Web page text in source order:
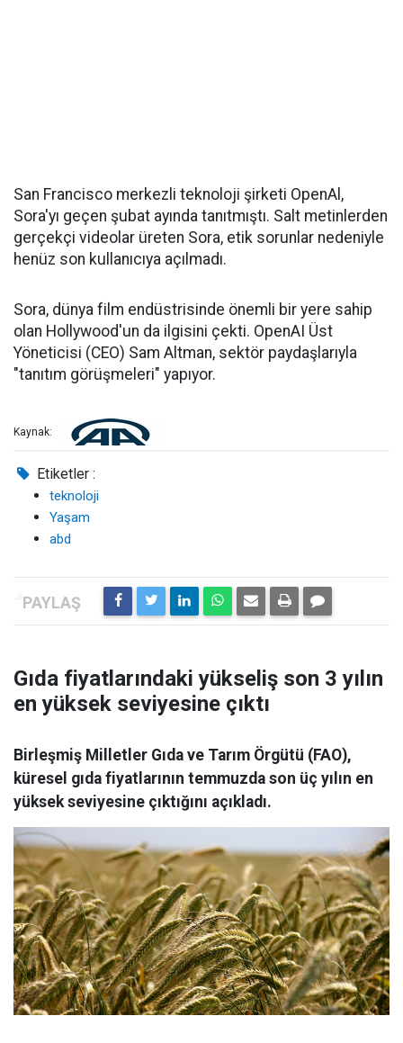
San Francisco merkezli teknoloji şirketi OpenAl,
Sora'yı geçen şubat ayında tanıtmıştı. Salt metinlerden
gerçekçi videolar üreten Sora, etik sorunlar nedeniyle
henüz son kullanıcıya açılmadı.
Sora, dünya film endüstrisinde önemli bir yere sahip
olan Hollywood'un da ilgisini çekti. OpenAI Üst
Yöneticisi (CEO) Sam Altman, sektör paydaşlarıyla
"tanıtım görüşmeleri" yapıyor.
Kaynak:
Etiketler :
teknoloji
Yaşam
abd
Gıda fiyatlarındaki yükseliş son 3 yılın
en yüksek seviyesine çıktı
Birleşmiş Milletler Gıda ve Tarım Örgütü (FAO),
küresel gıda fiyatlarının temmuzda son üç yılın en
yüksek seviyesine çıktığını açıkladı.